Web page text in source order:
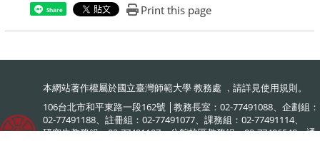
Share Print this page
本網站著作權屬於國立臺灣師範大學 教務處 ，請詳見使用規則。
106台北市和平東路一段162號 │教務長室：02-77491088、企劃組：
02-77491188、註冊組：02-77491077、課務組：02-77491114、
研究生教務組：02-77491107、公館校區教務組：02-77496548、通